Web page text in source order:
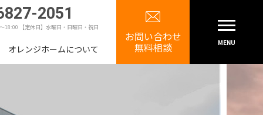
2051
18:00 【定休日】水曜日・日曜日・祝日
オレンジホームについて
お問い合わせ
無料相談 MENU